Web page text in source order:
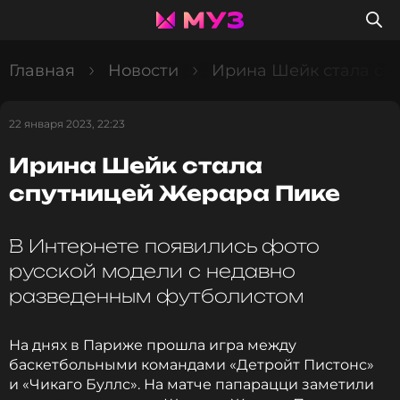
Главная Новости Ирина Шейк стала
22 января 2023, 22:23
Ирина Шейк стала
спутницей Жерара Пике
В Интернете появились фото
русской модели с недавно
разведенным футболистом
На днях в Париже прошла игра между
баскетбольными командами «Детройт Пистонс»
и «Чикаго Буллс». На матче папарацци заметили